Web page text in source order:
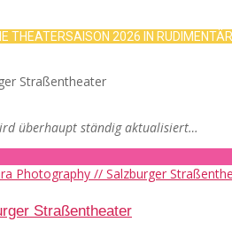
THEATERSAISON 2026 IN
Straßentheater
überhaupt ständig aktualisiert…
Straßentheater